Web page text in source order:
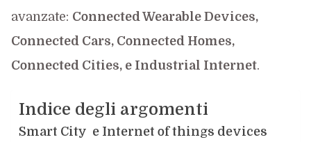
avanzate: Connected Wearable Devices,
Connected Cars, Connected Homes,
Connected Cities, e Industrial Internet.
Indice degli argomenti
Smart City e Internet of things devices